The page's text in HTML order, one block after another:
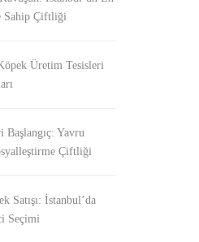
Sahip Çiftliği
Üretim Tesisleri
Yavru
Çiftliği
Satışı: İstanbul’da
Seçimi